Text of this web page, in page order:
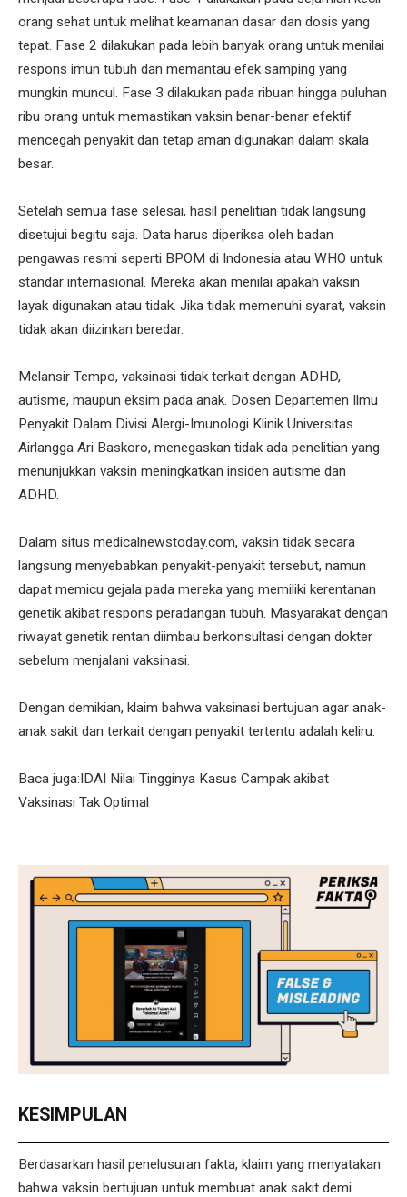
orang sehat untuk melihat keamanan dasar dan dosis yang
tepat. Fase 2 dilakukan pada lebih banyak orang untuk menilai
respons imun tubuh dan memantau efek samping yang
mungkin muncul. Fase 3 dilakukan pada ribuan hingga puluhan
ribu orang untuk memastikan vaksin benar-benar efektif
mencegah penyakit dan tetap aman digunakan dalam skala
besar.
Setelah semua fase selesai, hasil penelitian tidak langsung
disetujui begitu saja. Data harus diperiksa oleh badan
pengawas resmi seperti BPOM di Indonesia atau WHO untuk
standar internasional. Mereka akan menilai apakah vaksin
layak digunakan atau tidak. Jika tidak memenuhi syarat, vaksin
tidak akan diizinkan beredar.
Melansir Tempo, vaksinasi tidak terkait dengan ADHD,
autisme, maupun eksim pada anak. Dosen Departemen Ilmu
Penyakit Dalam Divisi Alergi-Imunologi Klinik Universitas
Airlangga Ari Baskoro, menegaskan tidak ada penelitian yang
menunjukkan vaksin meningkatkan insiden autisme dan
ADHD.
Dalam situs medicalnewstoday.com, vaksin tidak secara
langsung menyebabkan penyakit-penyakit tersebut, namun
dapat memicu gejala pada mereka yang memiliki kerentanan
genetik akibat respons peradangan tubuh. Masyarakat dengan
riwayat genetik rentan diimbau berkonsultasi dengan dokter
sebelum menjalani vaksinasi.
Dengan demikian, klaim bahwa vaksinasi bertujuan agar anak-
anak sakit dan terkait dengan penyakit tertentu adalah keliru.
Baca juga:IDAI Nilai Tingginya Kasus Campak akibat
Vaksinasi Tak Optimal
KESIMPULAN
Berdasarkan hasil penelusuran fakta, klaim yang menyatakan
bahwa vaksin bertujuan untuk membuat anak sakit demi